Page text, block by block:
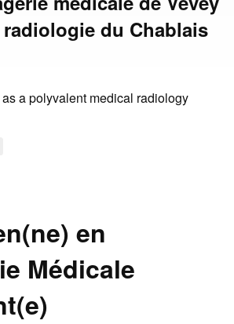
du Chablais
a polyvalent medical radiology
en
Médicale